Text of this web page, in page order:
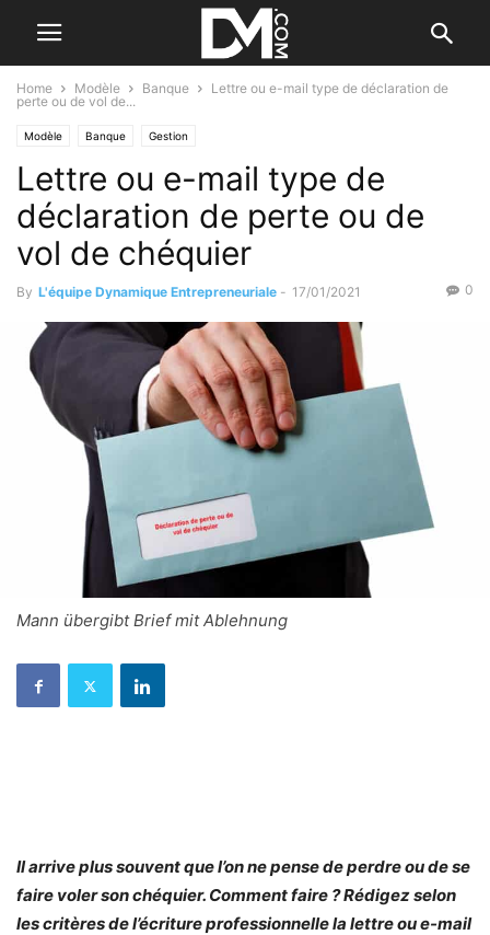
Home Modèle Banque
Lettre ou e-mail type de déclaration de
perte ou de vol de...
Modèle Banque Gestion
Lettre ou e-mail type de
déclaration de perte ou de
vol de chéquier
By L'équipe Dynamique Entrepreneuriale - 17/01/2021 0
Mann übergibt Brief mit Ablehnung
Il arrive plus souvent que l’on ne pense de perdre ou de se
faire voler son chéquier. Comment faire ? Rédigezselon
les critères de l’écriture professionnellela lettre ou e-mail